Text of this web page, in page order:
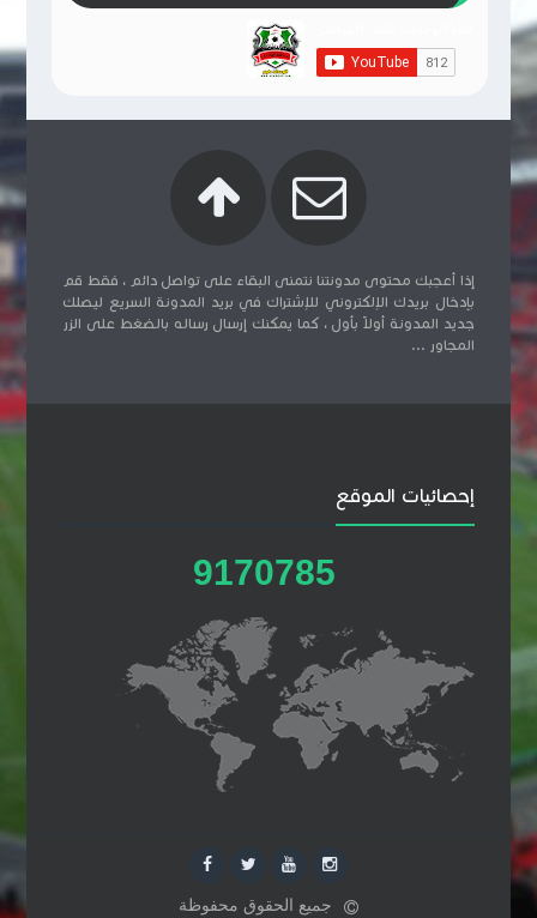
إذا أعجبك محتوى مدونتنا نتمنى البقاء على تواصل دائم ، فقط قم
بإدخال بريدك الإلكتروني للإشتراك في بريد المدونة السريع ليصلك
جديد المدونة أولاً بأول ، كما يمكنك إرسال رساله بالضغط على الزر
المجاور ...
إحصائيات الموقع
9170785
جميع الحقوق محفوظة